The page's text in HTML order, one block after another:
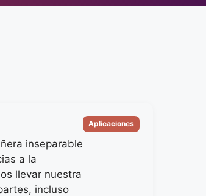
inseparable
a la
llevar nuestra
incluso
Categorias
Aplicaciones